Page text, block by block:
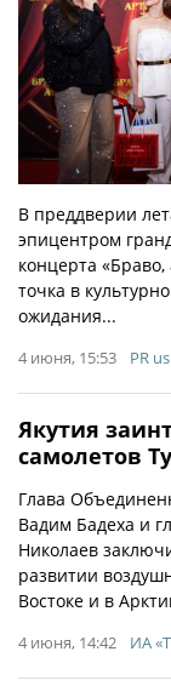
В преддверии
эпицентром
концерта
точка в
ожидания...
4 июня, 15:53 PR
Якутия
самолетов
Глава
Вадим Бадеха и
Николаев
развитии
Востоке и в
4 июня, 14:42 ИА